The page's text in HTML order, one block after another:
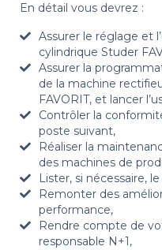
En détail vous devrez :
Assurer le réglage et
cylindrique Studer
Assurer la
de la machine
FAVORIT, et lancer
Contrôler la
poste suivant,
Réaliser la
des machines de
Lister, si nécessaire,
Remonter des
performance,
Rendre compte de
responsable N+1,